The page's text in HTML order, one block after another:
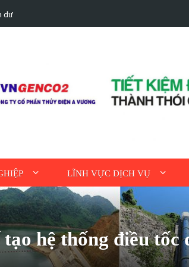
LĨNH VỰC DỊCH VỤ
hệ thống điều